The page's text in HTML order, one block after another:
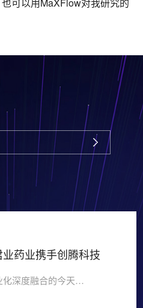
药业携手创腾科技
化深度融合的今天…